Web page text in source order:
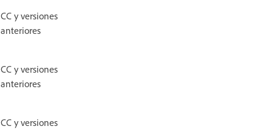
CC y versiones
anteriores
CC y versiones
anteriores
CC y versiones